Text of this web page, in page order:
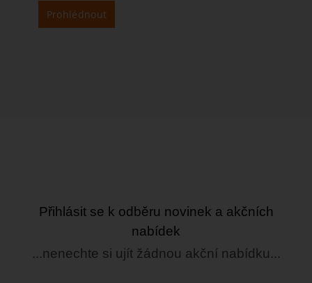
Prohlédnout
Přihlásit se k odběru novinek a akčních
nabídek
...nenechte si ujít žádnou akční nabídku...